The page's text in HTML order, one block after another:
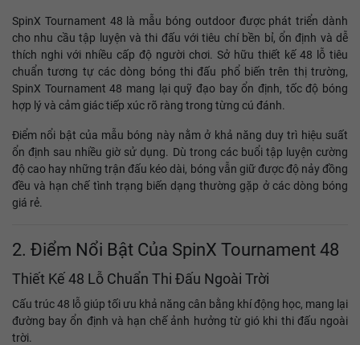
SpinX Tournament 48 là mẫu bóng outdoor được phát triển dành
cho nhu cầu tập luyện và thi đấu với tiêu chí bền bỉ, ổn định và dễ
thích nghi với nhiều cấp độ người chơi. Sở hữu thiết kế 48 lỗ tiêu
chuẩn tương tự các dòng bóng thi đấu phổ biến trên thị trường,
SpinX Tournament 48 mang lại quỹ đạo bay ổn định, tốc độ bóng
hợp lý và cảm giác tiếp xúc rõ ràng trong từng cú đánh.
Điểm nổi bật của mẫu bóng này nằm ở khả năng duy trì hiệu suất
ổn định sau nhiều giờ sử dụng. Dù trong các buổi tập luyện cường
độ cao hay những trận đấu kéo dài, bóng vẫn giữ được độ nảy đồng
đều và hạn chế tình trạng biến dạng thường gặp ở các dòng bóng
giá rẻ.
2. Điểm Nổi Bật Của SpinX Tournament 48
Thiết Kế 48 Lỗ Chuẩn Thi Đấu Ngoài Trời
Cấu trúc 48 lỗ giúp tối ưu khả năng cân bằng khí động học, mang lại
đường bay ổn định và hạn chế ảnh hưởng từ gió khi thi đấu ngoài
trời.